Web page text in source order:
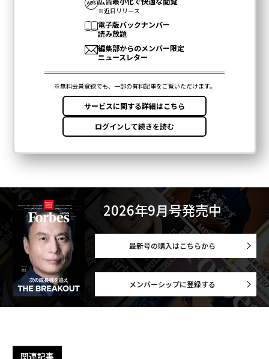
2026年9月号発売中
最新号の購入はこちらから
メンバーシップに登録する
関連記事